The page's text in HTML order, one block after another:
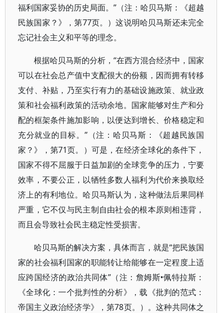
福利国家妥协的历史局面。”（注：哈贝马斯：《超越
民族国家？》，第77页。）这说明哈贝马斯还未完全
忘记社会主义和平等的理念。
根据哈贝马斯的分析，“在西方混合经济中，国家
可以在社会总产值中支配很大的份额，因而拥有转移
支付、补贴，乃至实行有力的基础设施政策、就业政
策和社会福利政策的活动余地。国家能够对生产和分
配的框架条件施加影响，以便达到增长、价格稳定和
充分就业的目标。”（注：哈贝马斯：《超越民族国
家？》，第71页。）可是，在经济全球化的条件下，
国家不得不屈服于日益加剧的全球竞争的压力，宁要
效率，不要公正，以牺牲多数人福利为代价来换取经
济上的有利地位。哈贝马斯认为，这种做法后果同样
严重，它不仅与民主制自由社会的根本原则相违背，
而且会导致社会民主稳定性受损害。
哈贝马斯的解决方案，具体而言，就是“把民族国
家的社会福利国家的职能转让给能够在一定程度上适
应跨国经济的政治共同体”（注：詹姆斯•佩特拉斯：
《全球化：一个批判性的分析》，载《批判的范式：
帝国主义政治经济学》，第78页。）。这种共同体之